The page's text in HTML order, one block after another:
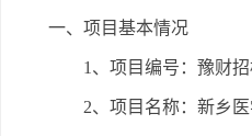
一、项目基本情况
1、项目编号：豫财
2、项目名称：新乡